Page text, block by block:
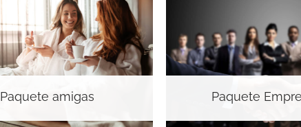
Paquete amigas Paquete